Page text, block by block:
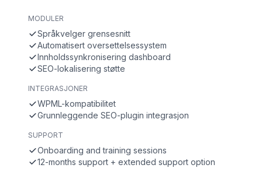
MODULER
Språkvelger grensesnitt
Automatisert oversettelsessystem
Innholdssynkronisering dashboard
SEO-lokalisering støtte
INTEGRASJONER
WPML-kompatibilitet
Grunnleggende SEO-plugin integrasjon
SUPPORT
Onboarding and training sessions
12-months support + extended support option